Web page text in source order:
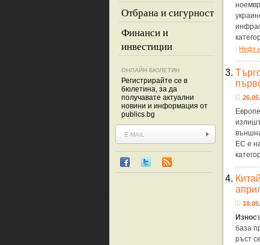
Отбрана и сигурност
Финанси и
инвестиции
ОНЛАЙН БЮЛЕТИН
Регистрирайте се в
бюлетина, за да
получавате актуални
новини и информация от
publics.bg
| Нефт
3.
ЕС е
4.
Износ
база
ръст